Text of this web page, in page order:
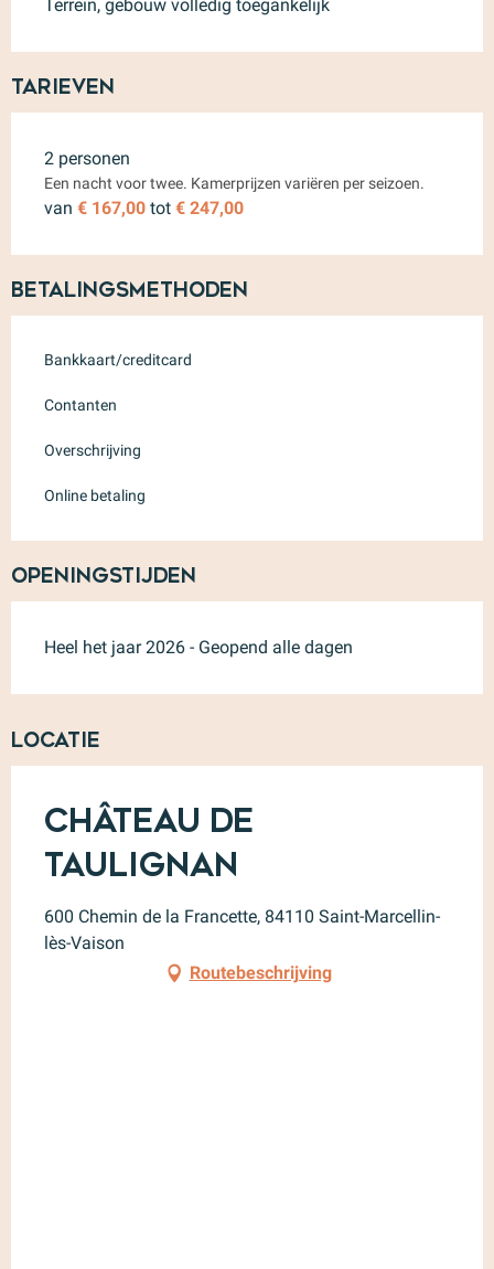
Terrein, gebouw volledig toegankelijk
Tarieven
Tarieven 2026
2 personen
Een nacht voor twee. Kamerprijzen variëren per seizoen.
van € 167,00 tot € 247,00
Betalingsmethoden
Bankkaart/creditcard
Contanten
Overschrijving
Online betaling
Openingstijden
Heel het jaar 2026 - Geopend alle dagen
Locatie
Château de
Taulignan
600 Chemin de la Francette, 84110 Saint-Marcellin-
lès-Vaison
Routebeschrijving